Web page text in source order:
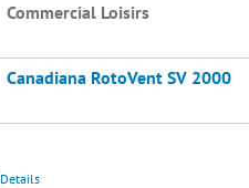
Commercial Loisirs
Canadiana RotoVent SV 2000
Details